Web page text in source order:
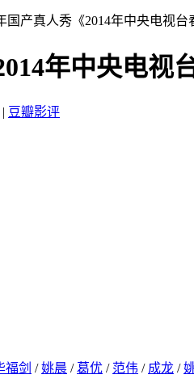
国产真人秀《2014年中央电视
年中央电
| 豆瓣影评
福剑 /姚晨 /葛优 / 范伟 / 成龙 /